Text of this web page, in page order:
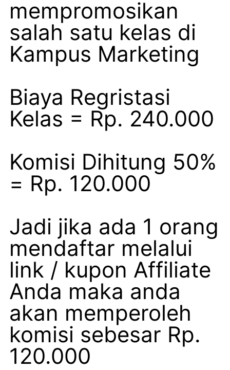
mempromosikan
salah satu kelas di
Kampus Marketing
Biaya Regristasi
Kelas = Rp. 240.000
Komisi Dihitung 50%
= Rp. 120.000
Jadi jika ada 1 orang
mendaftar melalui
link / kupon Affiliate
Anda maka anda
akan memperoleh
komisi sebesar Rp.
120.000